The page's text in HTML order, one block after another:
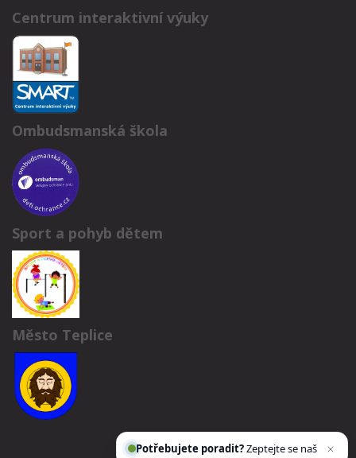
Centrum interaktivní výuky
Ombudsmanská škola
Sport a pohyb dětem
Město Teplice
Potřebujete poradit?Zeptejte se našeho